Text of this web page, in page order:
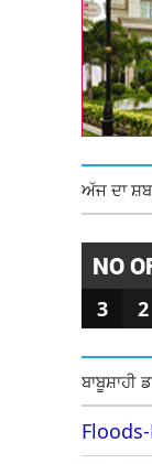
ਅੱਜ ਦਾ
NO
3 2
ਬਾਬੂਸ਼ਾਹੀ